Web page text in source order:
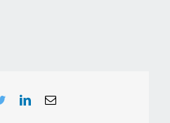
TwitterLinkedInEmail